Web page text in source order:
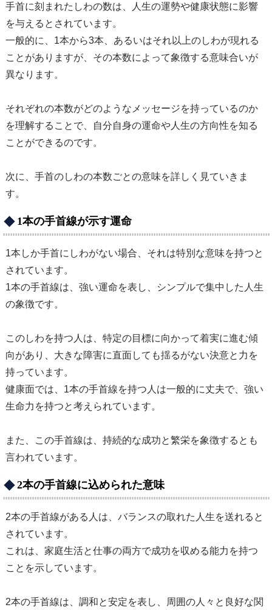
手首に刻まれたしわの数は、人生の運勢や健康状態に影響
を与えるとされています。
一般的に、1本から3本、あるいはそれ以上のしわが現れる
ことがありますが、その本数によって象徴する意味合いが
異なります。
それぞれの本数がどのようなメッセージを持っているのか
を理解することで、自分自身の運命や人生の方向性を知る
ことができるのです。
次に、手首のしわの本数ごとの意味を詳しく見ていきま
す。
1本の手首線が示す運命
1本しか手首にしわがない場合、それは特別な意味を持つと
されています。
1本の手首線は、強い運命を表し、シンプルで集中した人生
の象徴です。
このしわを持つ人は、特定の目標に向かって着実に進む傾
向があり、大きな障害に直面しても揺るがない決意と力を
持っています。
健康面では、1本の手首線を持つ人は一般的に丈夫で、強い
生命力を持つと考えられています。
また、この手首線は、持続的な成功と繁栄を象徴するとも
言われています。
2本の手首線に込められた意味
2本の手首線がある人は、バランスの取れた人生を送れると
されています。
これは、家庭生活と仕事の両方で成功を収める能力を持つ
ことを示しています。
2本の手首線は、調和と安定を表し、周囲の人々と良好な関